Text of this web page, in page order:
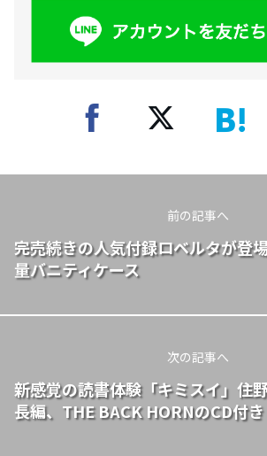
前の記事へ
完売続きの人気付録ロベルタが登
量バニティケース
次の記事へ
新感覚の読書体験「キミスイ」住
長編、THE BACK HORNのCD付き